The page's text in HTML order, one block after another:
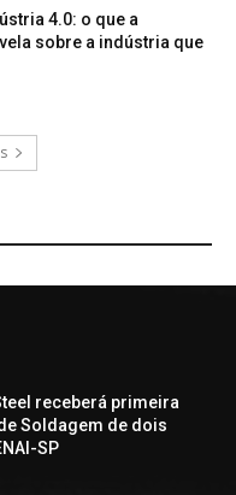
4.0: o que a
sobre a indústria que
receberá primeira
Soldagem de dois
SP